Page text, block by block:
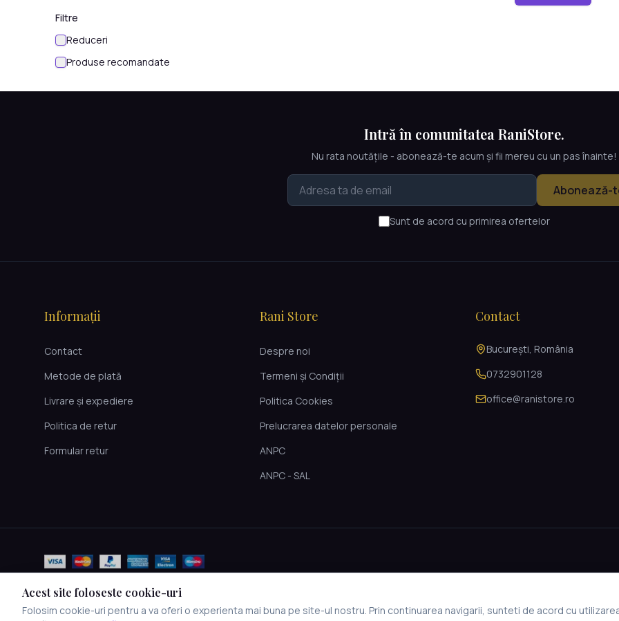
Filtre
Reduceri
Produse recomandate
Intră în comunitatea RaniStore.
Nu rata noutățile - abonează-te acum și fii mereu cu un pas înainte!
Abonează-
Sunt de acord cu primirea ofertelor
Informații
Contact
Metode de plată
Livrare și expediere
Politica de retur
Formular retur
Rani Store
Despre noi
Termeni și Condiții
Politica Cookies
Prelucrarea datelor personale
ANPC
ANPC - SAL
Contact
București, România
0732901128
office@ranistore.ro
Acest site foloseste cookie-uri
Folosim cookie-uri pentru a va oferi o experienta mai buna pe site-ul nostru. Prin continuarea navigarii, sunteti de acord cu